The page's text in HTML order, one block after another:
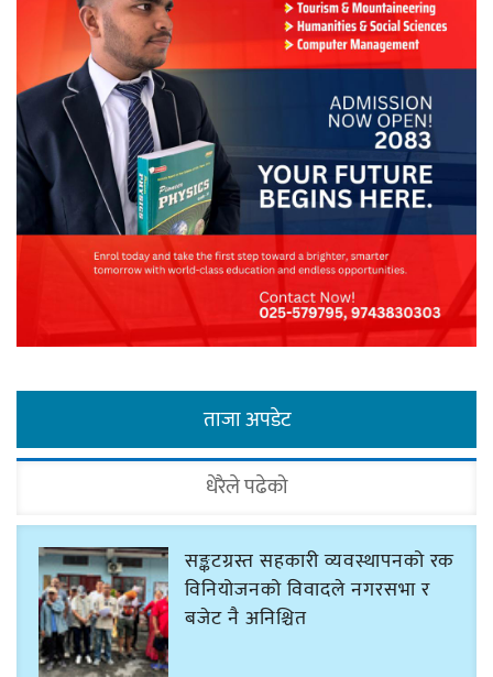
ताजा अपडेट
धेरैले पढेको
सङ्कटग्रस्त सहकारी व्यवस्थापनको रकम
विनियोजनको विवादले नगरसभा र
बजेट नै अनिश्चित